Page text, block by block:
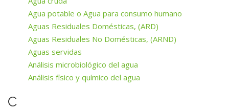
Agua potable o Agua para consumo humano
Aguas Residuales Domésticas, (ARD)
Aguas Residuales No Domésticas, (ARND)
Aguas servidas
Análisis microbiológico del agua
Análisis físico y químico del agua
C